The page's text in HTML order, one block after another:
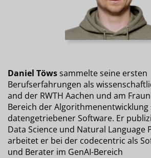
Daniel Töwssammelte seine ersten
Berufserfahrungen als
and der RWTH Aachen und am
Bereich der Algorithmenentwicklung
datengetriebener Software. Er
Data Science und Natural Language
arbeitet er bei der codecentric als
und Berater im GenAI-Bereich